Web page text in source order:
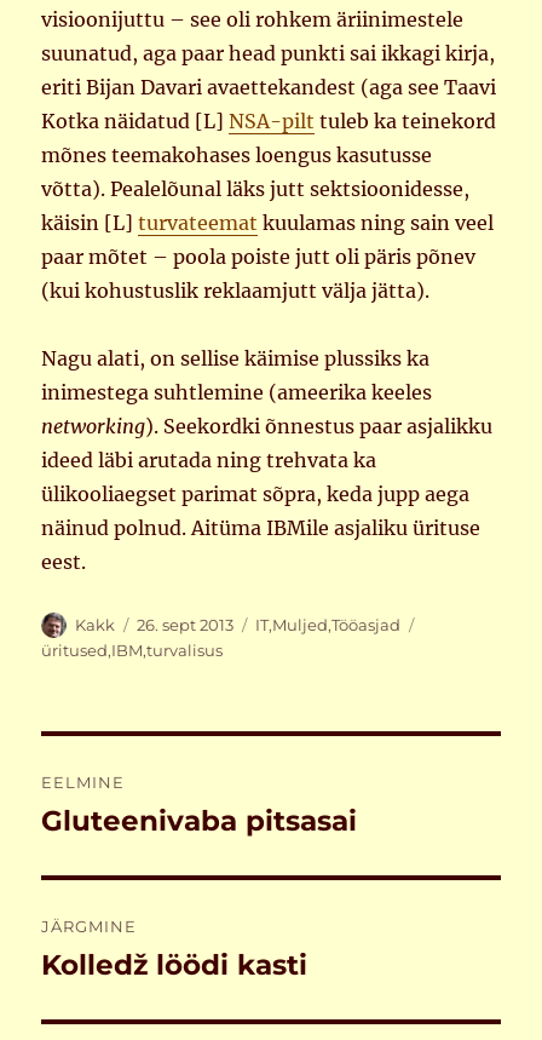
visioonijuttu – see oli rohkem äriinimestele
suunatud, aga paar head punkti sai ikkagi kirja,
eriti Bijan Davari avaettekandest (aga see Taavi
Kotka näidatud [L]NSA-pilt tuleb ka teinekord
mõnes teemakohases loengus kasutusse
võtta). Pealelõunal läks jutt sektsioonidesse,
käisin [L]turvateemat kuulamas ning sain veel
paar mõtet – poola poiste jutt oli päris põnev
(kui kohustuslik reklaamjutt välja jätta).
Nagu alati, on sellise käimise plussiks ka
inimestega suhtlemine (ameerika keeles
networking). Seekordki õnnestus paar asjalikku
ideed läbi arutada ning trehvata ka
ülikooliaegset parimat sõpra, keda jupp aega
näinud polnud. Aitüma IBMile asjaliku ürituse
eest.
Autor
Kakk Postitatud
26. sept 2013 Rubriigid
IT,Muljed,Tööasjad
üritused,IBM,turvalisus
EELMINE
Eelmine
Gluteenivaba pitsasai
JÄRGMINE
Järgmine
Kolledž löödi kasti